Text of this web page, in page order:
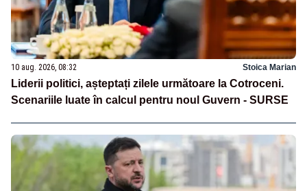
10 aug. 2026, 08:32 Stoica Marian
Liderii politici, așteptați zilele următoare la Cotroceni.
Scenariile luate în calcul pentru noul Guvern - SURSE